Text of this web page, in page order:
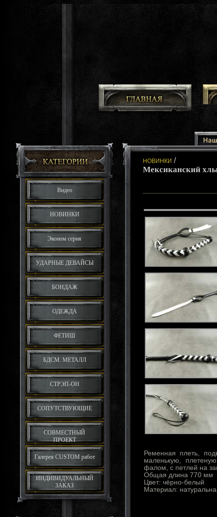
Видео
НОВИНКИ
Эконом серия
УДАРНЫЕ ДЕВАЙСЫ
БОНДАЖ
ОДЕЖДА
ФЕТИШ
БДСМ. МЕТАЛЛ
СТРЭП-ОН
СОПУТСТВУЮЩИЕ
СОВМЕСТНЫЙ
ПРОЕКТ
Галерея CUSTOM работ
ИНДИВИДУАЛЬНЫЙ
ЗАКАЗ
НОВИНКИ /
Мексиканский
Ременная плеть,
маленькую,
фалом, с петлей на
Общая длина 770 мм
Цвет: чёрно-белый
Материал: